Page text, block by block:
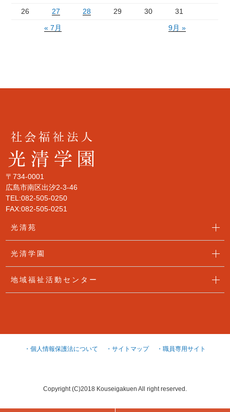
26
27 28 29 30
31
« 7月
9月 »
〒734-0001
広島市南区出汐2-3-46
TEL:082-505-0250
FAX:082-505-0251
光清苑
光清学園
地域福祉活動センター
・個人情報保護法について ・サイトマップ ・職員専用サイト
Copyright (C)2018 Kouseigakuen All right reserved.